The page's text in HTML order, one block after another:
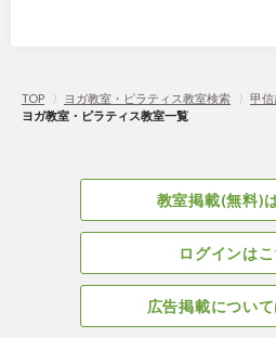
TOP 〉 ヨガ教室・ピラティス教室検索 〉 甲信
ヨガ教室・ピラティス教室一覧
教室掲載(無料)
ログインは
広告掲載につい